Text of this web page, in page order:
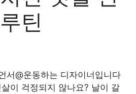
틴
서@운동하는 디자이너입니다
이 걱정되지 않나요? 날이 갈